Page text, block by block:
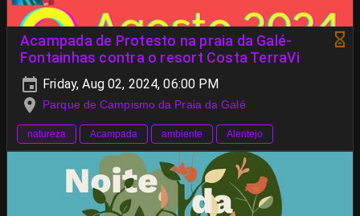
Acampada de Protesto na praia da Galé-
Fontainhas contra o resort Costa TerraVi
Friday, Aug 02, 2024, 06:00 PM
Parque de Campismo da Praia da Galé
natureza Acampada ambiente Alentejo